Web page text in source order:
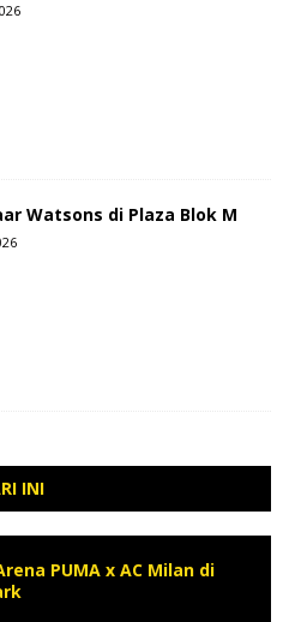
Watsons di Plaza Blok M
INI
PUMA x AC Milan di